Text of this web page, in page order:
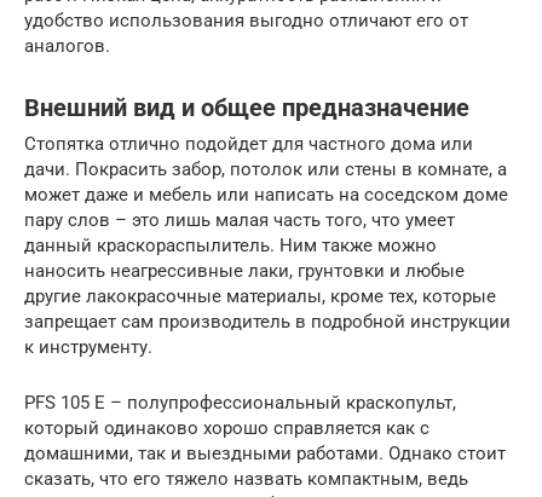
удобство использования выгодно отличают его от
аналогов.
Внешний вид и общее предназначение
Стопятка отлично подойдет для частного дома или
дачи. Покрасить забор, потолок или стены в комнате, а
может даже и мебель или написать на соседском доме
пару слов – это лишь малая часть того, что умеет
данный краскораспылитель. Ним также можно
наносить неагрессивные лаки, грунтовки и любые
другие лакокрасочные материалы, кроме тех, которые
запрещает сам производитель в подробной инструкции
к инструменту.
PFS 105 E – полупрофессиональный краскопульт,
который одинаково хорошо справляется как с
домашними, так и выездными работами. Однако стоит
сказать, что его тяжело назвать компактным, ведь